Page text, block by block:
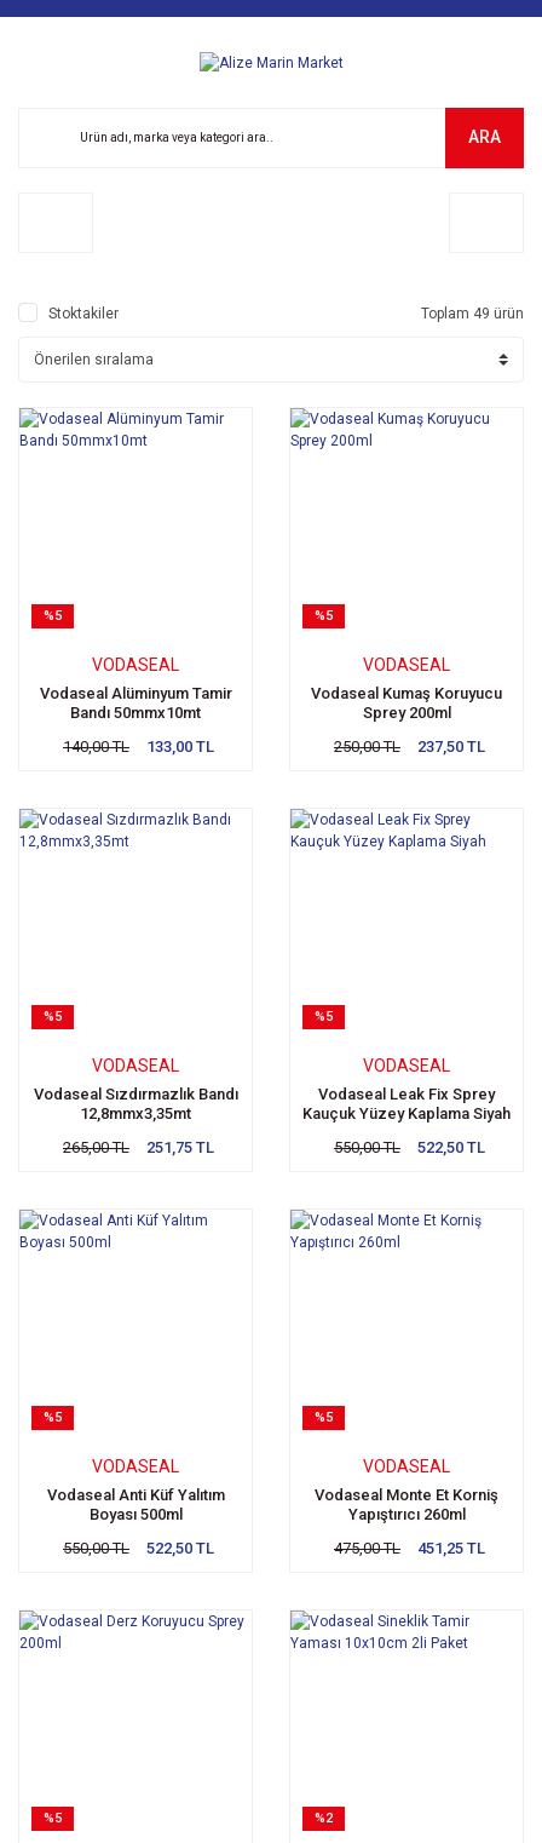
ARA
Stoktakiler Toplam 49 ürün
%5
VODASEAL
Vodaseal Alüminyum Tamir
Bandı 50mmx10mt
140,00 TL
133,00 TL
%5
VODASEAL
Vodaseal Kumaş Koruyucu
Sprey 200ml
250,00 TL
237,50 TL
%5
VODASEAL
Vodaseal Sızdırmazlık Bandı
12,8mmx3,35mt
265,00 TL
251,75 TL
%5
VODASEAL
Vodaseal Leak Fix Sprey
Kauçuk Yüzey Kaplama Siyah
550,00 TL
522,50 TL
%5
VODASEAL
Vodaseal Anti Küf Yalıtım
Boyası 500ml
550,00 TL
522,50 TL
%5
VODASEAL
Vodaseal Monte Et Korniş
Yapıştırıcı 260ml
475,00 TL
451,25 TL
%5 %2